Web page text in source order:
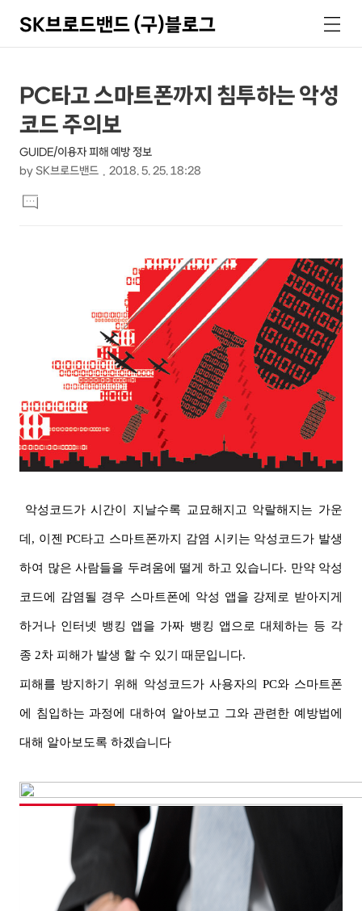
SK브로드밴드 (구)블로그
색
메
뉴
상
세
컨
텐
츠
본
문
제
목
PC타고 스마트폰까지 침투하는 악성
코드 주의보
GUIDE/이용자 피해 예방 정보
by SK브로드밴드 2018. 5. 25. 18:28
문
댓
글
악성코드가 시간이 지날수록 교묘해지고 악랄해지는 가운
데 , 이젠 PC타고 스마트폰까지 감염 시키는 악성코드가 발생
하여 많은 사람들을 두려움에 떨게 하고 있습니다. 만약 악성
코드에 감염될 경우 스마트폰에 악성 앱을 강제로 받아지게
하거나 인터넷 뱅킹 앱을 가짜 뱅킹 앱으로 대체하는 등 각
종 2차 피해가 발생 할 수 있기 때문입니다.
피해를 방지하기 위해 악성코드가 사용자의 PC와 스마트폰
에 침입하는 과정에 대하여 알아보고 그와 관련한 예방법에
대해 알아보도록 하겠습니다